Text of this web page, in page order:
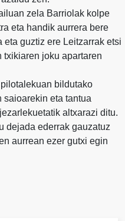
zela Barriolak kolpe
eta handik aurrera bere
guztiz ere Leitzarrak etsi
txikiaren joku apartaren
bildutako
saioarekin eta tantua
altxarazi ditu.
dejada ederrak gauzatuz
aurrean ezer gutxi egin